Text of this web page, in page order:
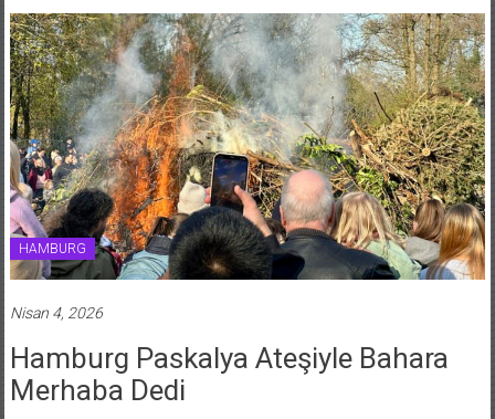
HAMBURG
Nisan 4, 2026
Hamburg Paskalya Ateşiyle Bahara
Merhaba Dedi